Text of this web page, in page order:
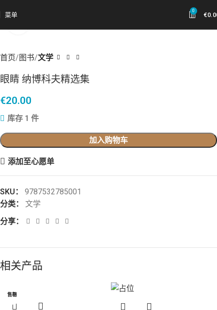
菜单
0
€
首页 图书 文学
眼睛 纳博科夫精选集
€20.00
库存 1 件
加入购物车
添加至心愿单
SKU： 9787532785001
分类：
文学
分享：
相关产品
售罄